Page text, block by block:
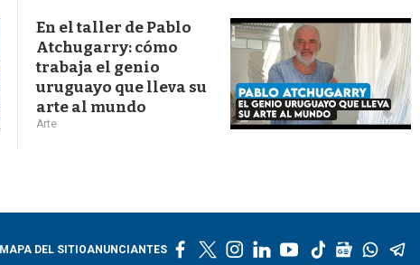
En el taller de Pablo
Atchugarry: cómo
trabaja el genio
uruguayo que lleva su
arte al mundo
Arte
MAPA DEL SITIOANUNCIANTES
l
y
t
g
w